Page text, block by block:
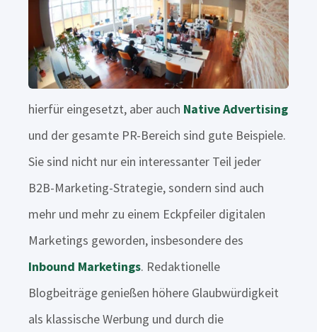
hierfür eingesetzt, aber auch Native Advertising
und der gesamte PR-Bereich sind gute Beispiele.
Sie sind nicht nur ein interessanter Teil jeder
B2B-Marketing-Strategie, sondern sind auch
mehr und mehr zu einem Eckpfeiler digitalen
Marketings geworden, insbesondere des
Inbound Marketings. Redaktionelle
Blogbeiträge genießen höhere Glaubwürdigkeit
als klassische Werbung und durch die